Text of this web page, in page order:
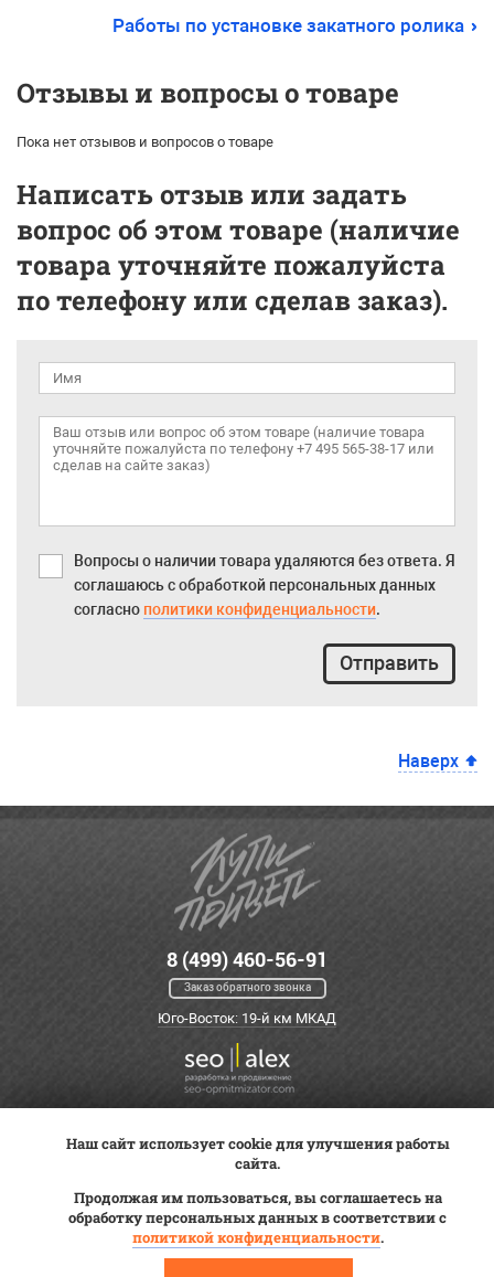
Работы по установке закатного ролика
Отзывы и вопросы о товаре
Пока нет отзывов и вопросов о товаре
Написать отзыв или задать
вопрос об этом товаре (наличие
товара уточняйте пожалуйста
по телефону или сделав заказ).
Вопросы о наличии товара удаляются без ответа. Я
соглашаюсь с обработкой персональных данных
согласно политики конфиденциальности.
Отправить
Наверх
8 (499) 460-56-91
Заказ обратного звонка
Юго-Восток: 19-й км МКАД
Постановка на учет
Трейд-ин
Статьи
ВК Видео
© 2012—2026 «Купи прицеп»™ (ООО «Авангард», ИНН 9723035587)
Наш сайт использует cookie для улучшения работы
сайта.
Продолжая им пользоваться, вы соглашаетесь на
обработку персональных данных в соответствии с
политикой конфиденциальности.